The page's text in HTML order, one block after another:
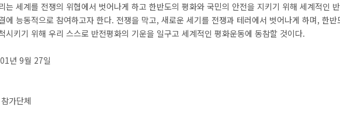
는 세계를 전쟁의 위협에서 벗어나게 하고 한반도의 평화와 국민의 안전을 지키기 위해 세계적인
에 능동적으로 참여하고자 한다. 전쟁을 막고, 새로운 세기를 전쟁과 테러에서 벗어나게 하며, 한반
시키기 위해 우리 스스로 반전평화의 기운을 일구고 세계적인 평화운동에 동참할 것이다.
년 9월 27일
가단체